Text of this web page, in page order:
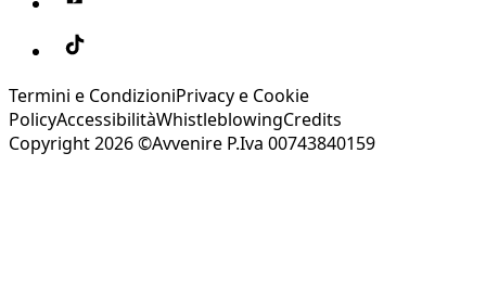
Termini e CondizioniPrivacy e Cookie
PolicyAccessibilitàWhistleblowingCredits
Copyright 2026 ©Avvenire P.Iva 00743840159